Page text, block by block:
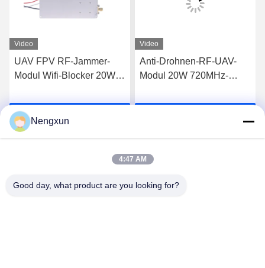
Video
UAV FPV RF-Jammer-
Modul Wifi-Blocker 20W
Plaudern Sie Jetzt
Video
Anti-Drohnen-RF-UAV-
Modul 20W 720MHz-
Drohne Wifi Bluetooth-
Nengxun
4:47 AM
Good day, what product are you looking for?